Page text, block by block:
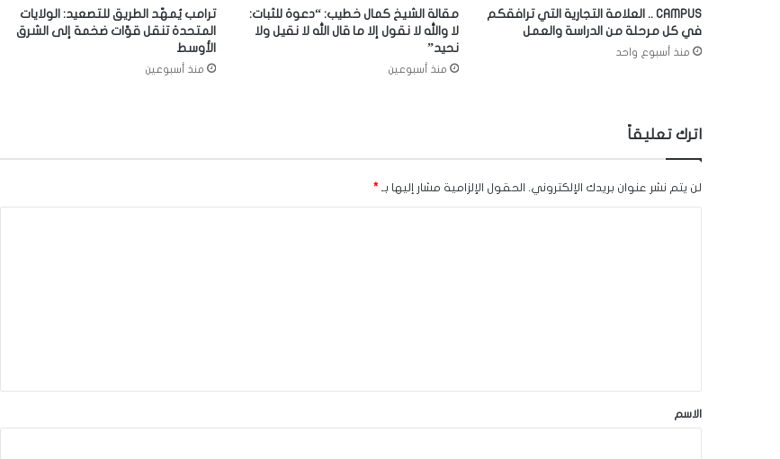
CAMPUS .. العلامة التجارية التي ترافقكم
في كل مرحلة من الدراسة والعمل
منذ أسبوع واحد
مقالة الشيخ كمال خطيب: “دعوة للثبات:
لا والله لا نقول إلا ما قال الله لا نقيل ولا
نحيد”
منذ أسبوعين
ترامب يُمهّد الطريق للتصعيد: الولايات
المتحدة تنقل قوّات ضخمة إلى الشرق
الأوسط
منذ أسبوعين
اترك تعليقاً
لن يتم نشر عنوان بريدك الإلكتروني. الحقول الإلزامية مشار إليها بـ *
*
الاسم